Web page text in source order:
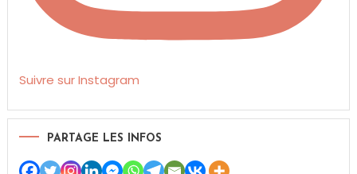
Suivre sur Instagram
PARTAGE LES INFOS